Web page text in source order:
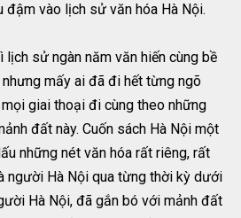
đậm vào lịch sử văn hóa Hà Nội.
lịch sử ngàn năm văn hiến cùng bề
mấy ai đã đi hết từng ngõ
giai thoại đi cùng theo những
đất này. Cuốn sách Hà Nội một
những nét văn hóa rất riêng, rất
người Hà Nội qua từng thời kỳ dưới
Hà Nội, đã gắn bó với mảnh đất